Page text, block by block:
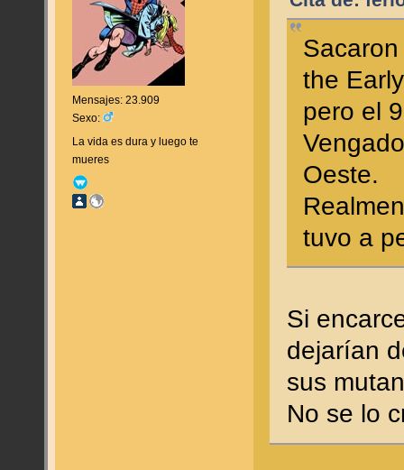
Mensajes: 23.909
Sexo:
La vida es dura y luego te
mueres
the
pero el
Oeste.
tuvo a
Si
dejarían
sus
No se lo